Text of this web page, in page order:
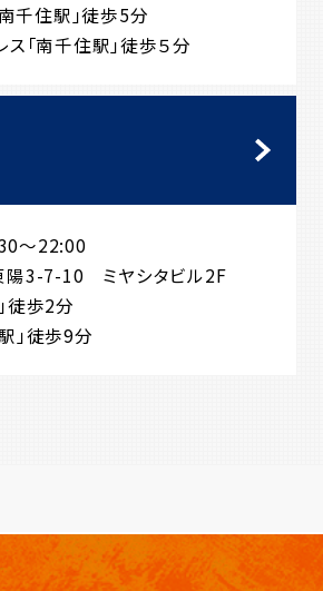
千住駅」徒歩5分
ス「南千住駅」徒歩５分
～22:00
陽3-7-10 ミヤシタビル2F
徒歩2分
」徒歩9分